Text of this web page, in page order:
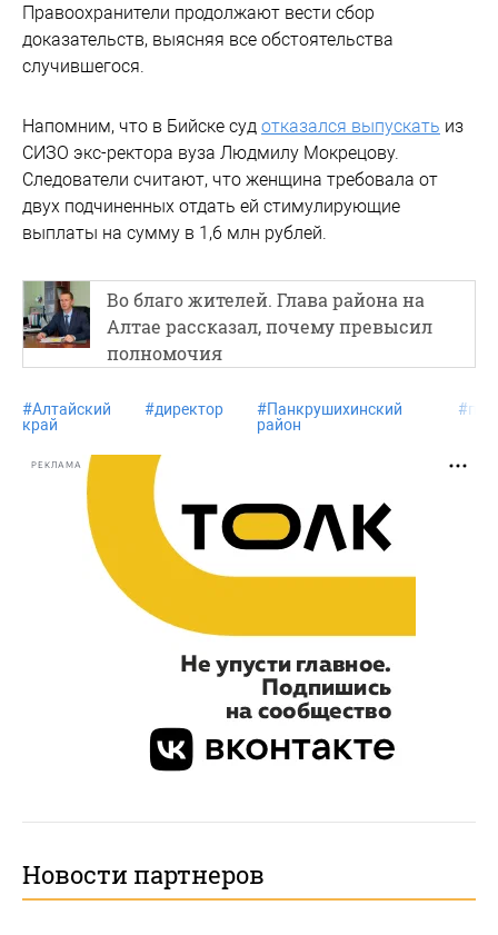
Правоохранители продолжают вести сбор
доказательств, выясняя все обстоятельства
случившегося.
Напомним, что в Бийске суд отказался выпускать из
СИЗО экс-ректора вуза Людмилу Мокрецову.
Следователи считают, что женщина требовала от
двух подчиненных отдать ей стимулирующие
выплаты на сумму в 1,6 млн рублей.
Во благо жителей. Глава района на
Алтае рассказал, почему превысил
полномочия
#Алтайский
край
#директор #Панкрушихинский
район
#
РЕКЛАМА
Новости партнеров